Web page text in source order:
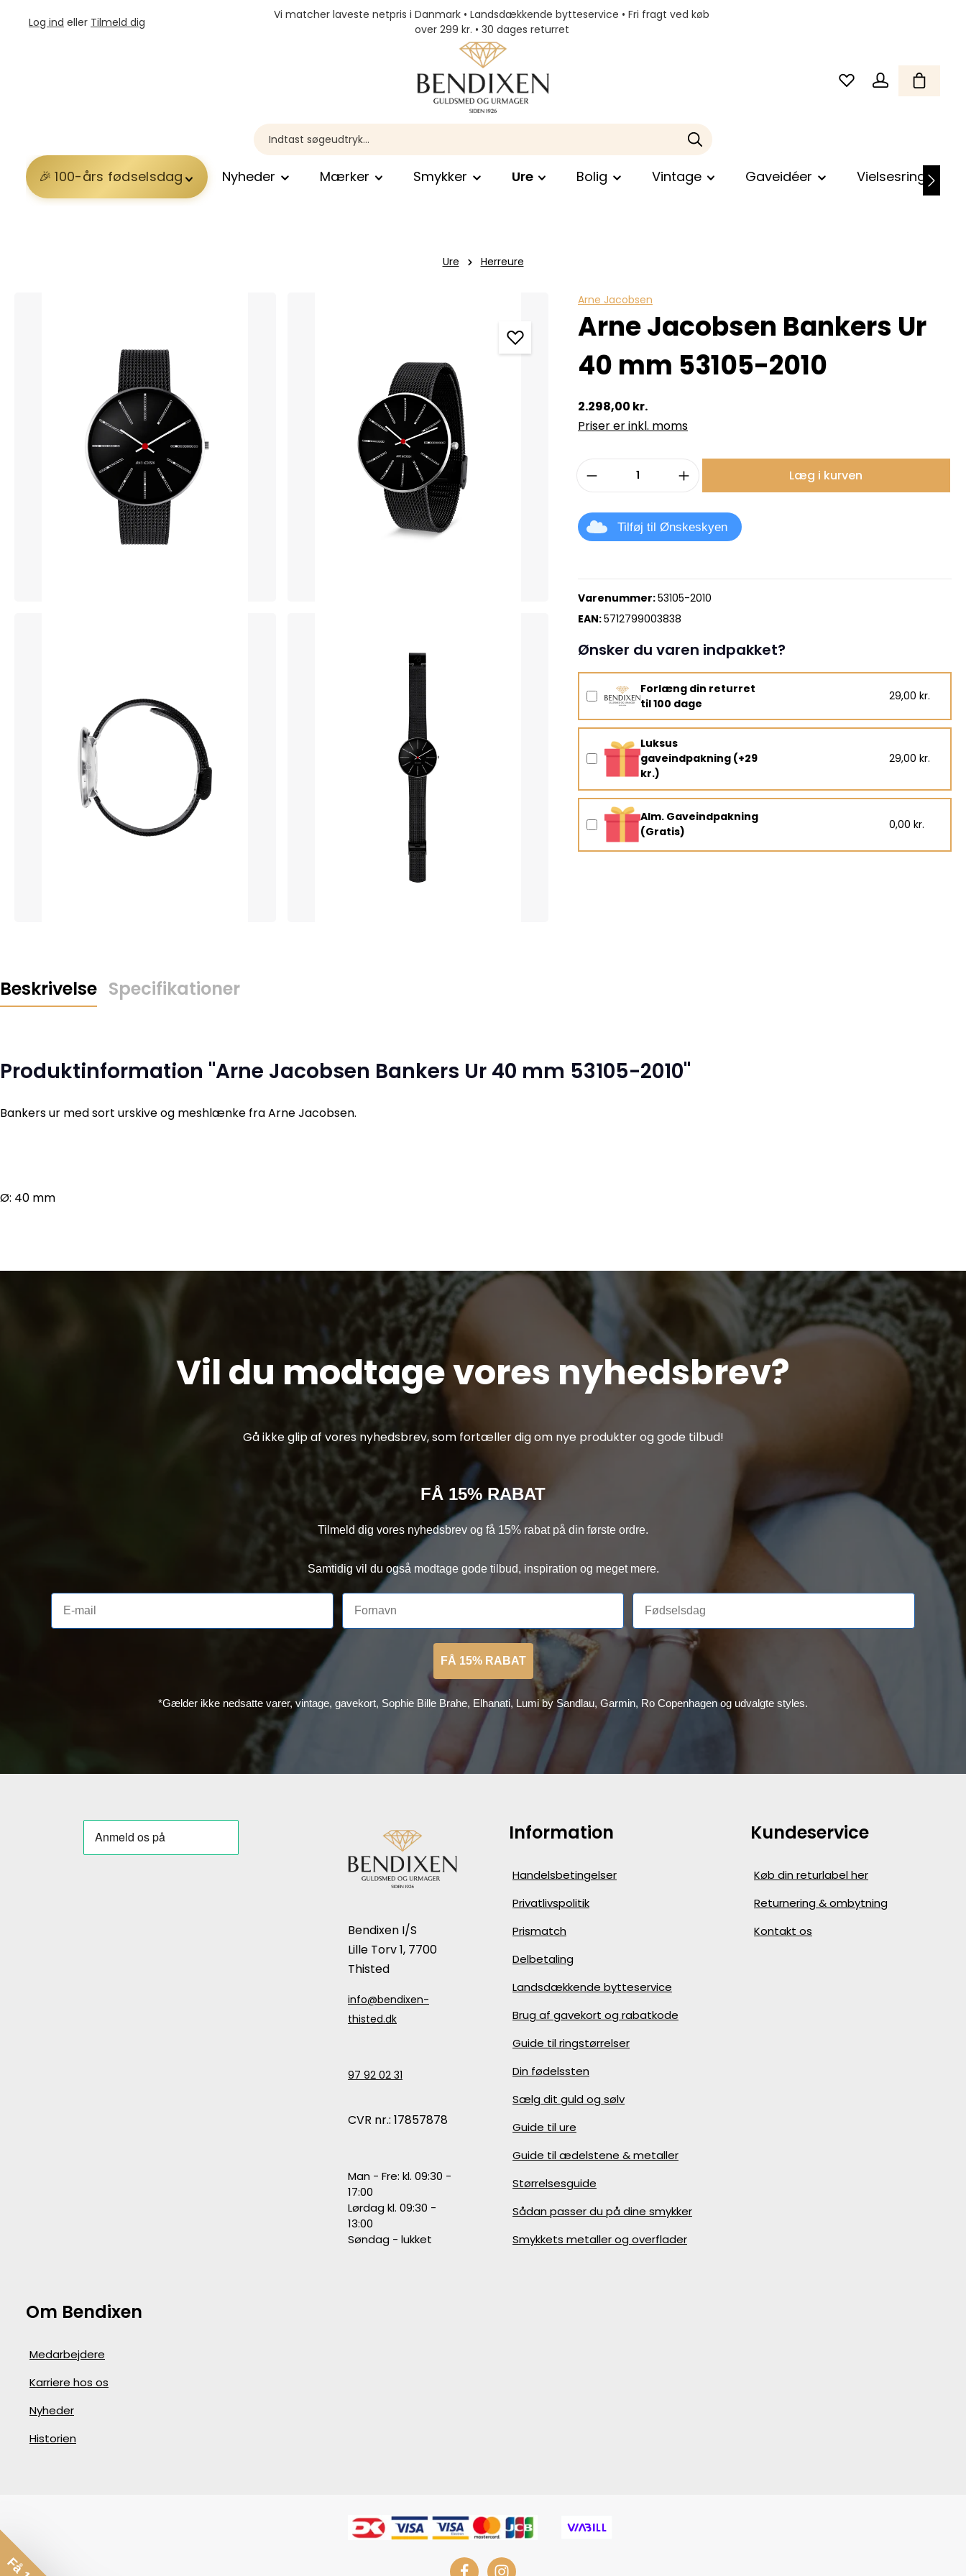
Log ind eller Tilmeld dig
Vi matcher laveste netpris i Danmark • Landsdækkende bytteservice • Fri fragt ved køb
over 299 kr. • 30 dages returret
100-års fødselsdag Nyheder Mærker Smykker Ure Bolig Vintage Gaveidéer Vielsesringe
Ure Herreure
Arne Jacobsen
Arne Jacobsen Bankers Ur
40 mm 53105-2010
2.298,00 kr.
Priser er inkl. moms
Produktmængde: Indtast det ønskede
Læg i kurven
Tilføj til Ønskeskyen
Varenummer:53105-2010
EAN:5712799003838
Ønsker du varen indpakket?
Forlæng din returret
til 100 dage
29,00 kr.
Luksus
gaveindpakning (+29
kr.)
29,00 kr.
Alm. Gaveindpakning
(Gratis)
0,00 kr.
Beskrivelse Specifikationer
Produktinformation "Arne Jacobsen Bankers Ur 40 mm 53105-2010"
Bankers ur med sort urskive og meshlænke fra Arne Jacobsen.
Ø: 40 mm
Vil du modtage vores nyhedsbrev?
Gå ikke glip af vores nyhedsbrev, som fortæller dig om nye produkter og gode tilbud!
FÅ 15% RABAT
Tilmeld dig vores nyhedsbrev og få 15% rabat på din første ordre.
Samtidig vil du også modtage gode tilbud, inspiration og meget mere.
FÅ 15% RABAT
*Gælder ikke nedsatte varer, vintage, gavekort, Sophie Bille Brahe, Elhanati, Lumi by Sandlau, Garmin, Ro Copenhagen og udvalgte styles.
Bendixen I/S
Lille Torv 1, 7700
Thisted
info@bendixen-
thisted.dk
97 92 02 31
CVR nr.: 17857878
Man - Fre: kl. 09:30 -
17:00
Lørdag kl. 09:30 -
13:00
Søndag - lukket
Information
Handelsbetingelser
Privatlivspolitik
Prismatch
Delbetaling
Landsdækkende bytteservice
Brug af gavekort og rabatkode
Guide til ringstørrelser
Din fødelssten
Sælg dit guld og sølv
Guide til ure
Guide til ædelstene & metaller
Størrelsesguide
Sådan passer du på dine smykker
Smykkets metaller og overflader
Kundeservice
Køb din returlabel her
Returnering & ombytning
Kontakt os
Om Bendixen
Medarbejdere
Karriere hos os
Nyheder
Historien